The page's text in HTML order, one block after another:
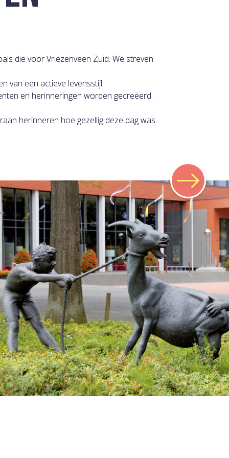
die voor Vriezenveen Zuid. We streven
van een actieve levensstijl.
en herinneringen worden gecreëerd.
herinneren hoe gezellig deze dag was.